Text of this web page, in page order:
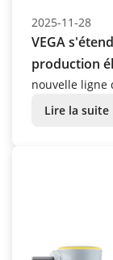
2025-11-28
VEGA
production
nouvelle ligne
Lire la suite